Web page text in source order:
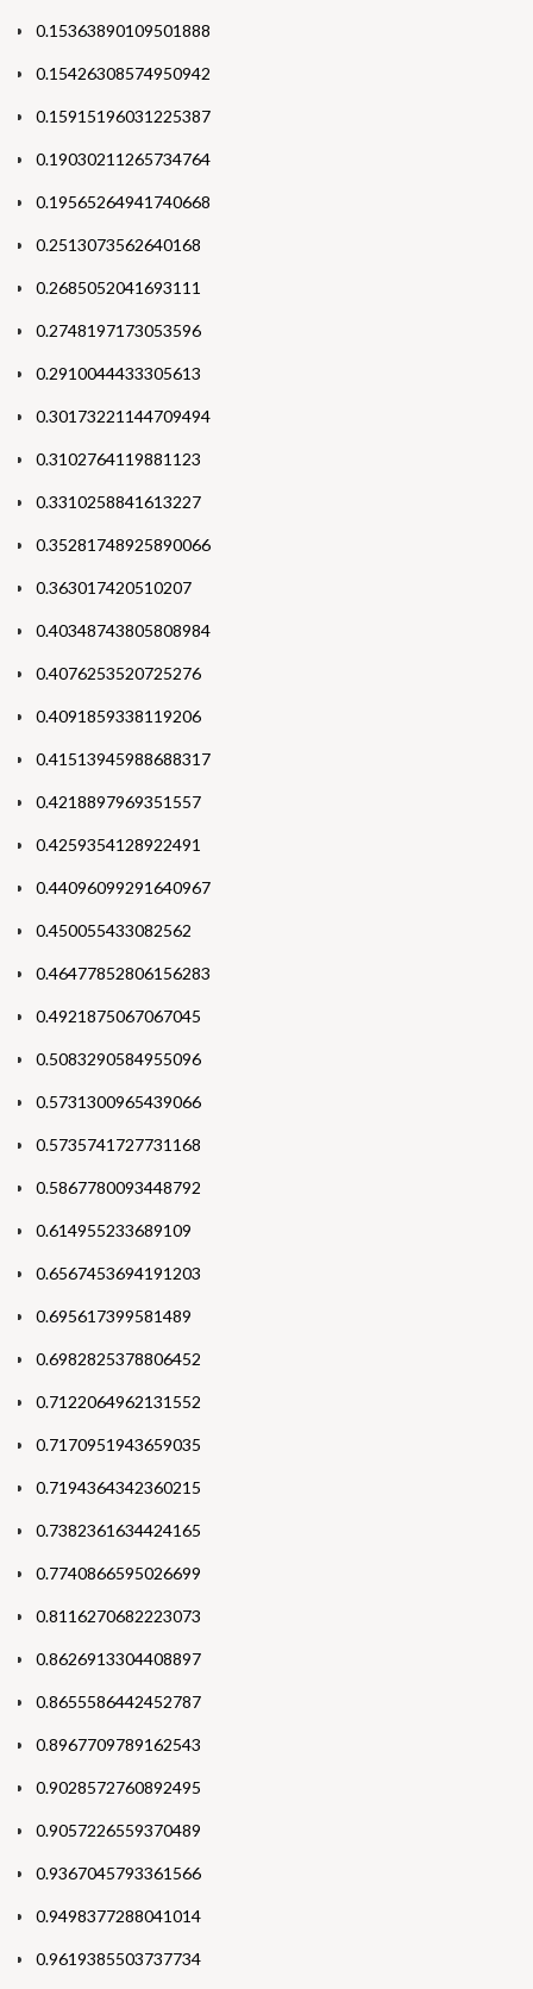
0.15363890109501888
0.15426308574950942
0.15915196031225387
0.19030211265734764
0.19565264941740668
0.2513073562640168
0.2685052041693111
0.2748197173053596
0.2910044433305613
0.30173221144709494
0.3102764119881123
0.3310258841613227
0.35281748925890066
0.363017420510207
0.40348743805808984
0.4076253520725276
0.4091859338119206
0.41513945988688317
0.4218897969351557
0.4259354128922491
0.44096099291640967
0.450055433082562
0.46477852806156283
0.4921875067067045
0.5083290584955096
0.5731300965439066
0.5735741727731168
0.5867780093448792
0.614955233689109
0.6567453694191203
0.695617399581489
0.6982825378806452
0.7122064962131552
0.7170951943659035
0.7194364342360215
0.7382361634424165
0.7740866595026699
0.8116270682223073
0.8626913304408897
0.8655586442452787
0.8967709789162543
0.9028572760892495
0.9057226559370489
0.9367045793361566
0.9498377288041014
0.9619385503737734